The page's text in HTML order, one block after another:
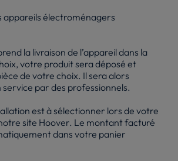
appareils électroménagers
la livraison de l’appareil dans la
votre produit sera déposé et
de votre choix. Il sera alors
service par des professionnels.
est à sélectionner lors de votre
site Hoover. Le montant facturé
dans votre panier